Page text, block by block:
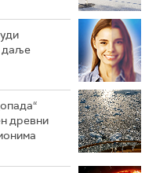
даље
древни